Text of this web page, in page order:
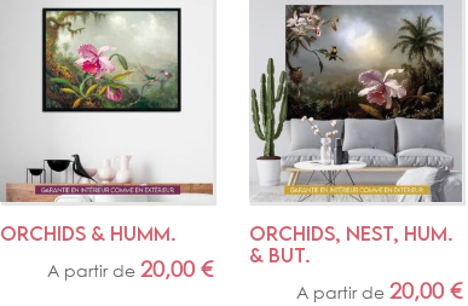
ORCHIDS & HUMM.
A partir de 20,00 €
ORCHIDS, NEST, HUM.
& BUT.
A partir de 20,00 €